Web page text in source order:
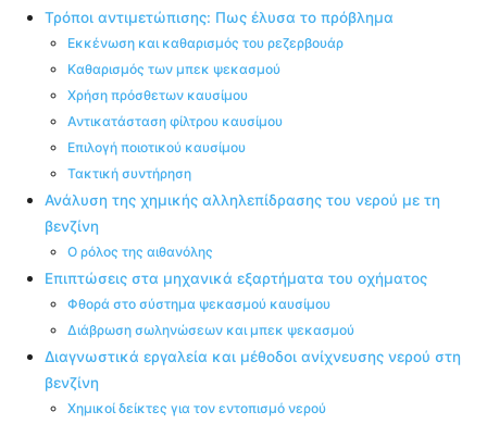
Τρόποι αντιμετώπισης: Πως έλυσα το πρόβλημα
Εκκένωση και καθαρισμός του ρεζερβουάρ
Καθαρισμός των μπεκ ψεκασμού
Χρήση πρόσθετων καυσίμου
Αντικατάσταση φίλτρου καυσίμου
Επιλογή ποιοτικού καυσίμου
Τακτική συντήρηση
Ανάλυση της χημικής αλληλεπίδρασης του νερού με τη
βενζίνη
Ο ρόλος της αιθανόλης
Επιπτώσεις στα μηχανικά εξαρτήματα του οχήματος
Φθορά στο σύστημα ψεκασμού καυσίμου
Διάβρωση σωληνώσεων και μπεκ ψεκασμού
Διαγνωστικά εργαλεία και μέθοδοι ανίχνευσης νερού στη
βενζίνη
Χημικοί δείκτες για τον εντοπισμό νερού